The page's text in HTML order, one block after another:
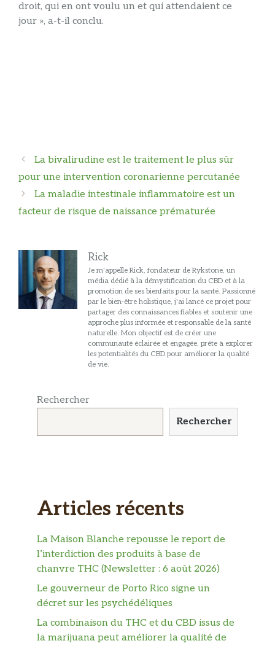
droit, qui en ont voulu un et qui attendaient ce
jour », a-t-il conclu.
Navigation
des
articles
La bivalirudine est le traitement le plus sûr
pour une intervention coronarienne percutanée
La maladie intestinale inflammatoire est un
facteur de risque de naissance prématurée
Rick
Je m'appelle Rick, fondateur de Rykstone, un
média dédié à la démystification du CBD et à la
promotion de ses bienfaits pour la santé. Passionné
par le bien-être holistique, j'ai lancé ce projet pour
partager des connaissances fiables et soutenir une
approche plus informée et responsable de la santé
naturelle. Mon objectif est de créer une
communauté éclairée et engagée, prête à explorer
les potentialités du CBD pour améliorer la qualité
de vie.
Rechercher
Rechercher
Articles récents
La Maison Blanche repousse le report de
l’interdiction des produits à base de
chanvre THC (Newsletter : 6 août 2026)
Le gouverneur de Porto Rico signe un
décret sur les psychédéliques
La combinaison du THC et du CBD issus de
la marijuana peut améliorer la qualité de